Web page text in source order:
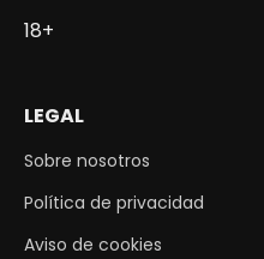
18+
LEGAL
Sobre nosotros
Política de privacidad
Aviso de cookies